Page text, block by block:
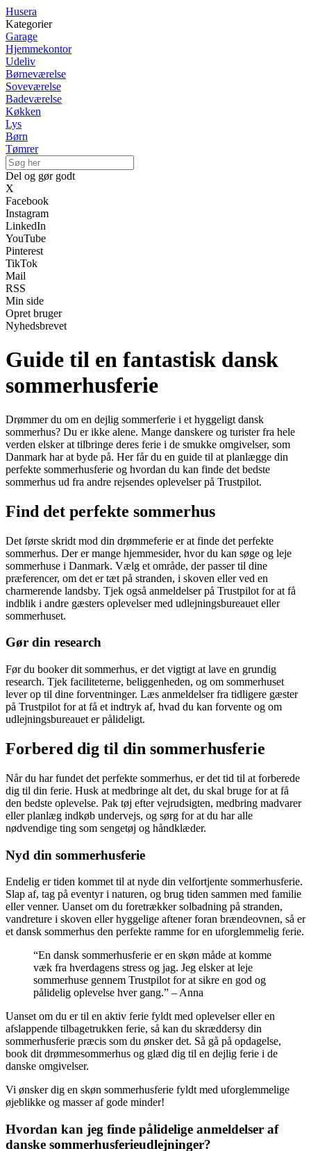
Husera
Kategorier
Garage
Hjemmekontor
Udeliv
Børneværelse
Soveværelse
Badeværelse
Køkken
Lys
Børn
Tømrer
Del og gør godt
X
Facebook
Instagram
LinkedIn
YouTube
Pinterest
TikTok
Mail
RSS
Min side
Opret bruger
Nyhedsbrevet
Guide til en fantastisk dansk
sommerhusferie
Drømmer du om en dejlig sommerferie i et hyggeligt dansk
sommerhus? Du er ikke alene. Mange danskere og turister fra hele
verden elsker at tilbringe deres ferie i de smukke omgivelser, som
Danmark har at byde på. Her får du en guide til at planlægge din
perfekte sommerhusferie og hvordan du kan finde det bedste
sommerhus ud fra andre rejsendes oplevelser på Trustpilot.
Find det perfekte sommerhus
Det første skridt mod din drømmeferie er at finde det perfekte
sommerhus. Der er mange hjemmesider, hvor du kan søge og leje
sommerhuse i Danmark. Vælg et område, der passer til dine
præferencer, om det er tæt på stranden, i skoven eller ved en
charmerende landsby. Tjek også anmeldelser på Trustpilot for at få
indblik i andre gæsters oplevelser med udlejningsbureauet eller
sommerhuset.
Gør din research
Før du booker dit sommerhus, er det vigtigt at lave en grundig
research. Tjek faciliteterne, beliggenheden, og om sommerhuset
lever op til dine forventninger. Læs anmeldelser fra tidligere gæster
på Trustpilot for at få et indtryk af, hvad du kan forvente og om
udlejningsbureauet er pålideligt.
Forbered dig til din sommerhusferie
Når du har fundet det perfekte sommerhus, er det tid til at forberede
dig til din ferie. Husk at medbringe alt det, du skal bruge for at få
den bedste oplevelse. Pak tøj efter vejrudsigten, medbring madvarer
eller planlæg indkøb undervejs, og sørg for at du har alle
nødvendige ting som sengetøj og håndklæder.
Nyd din sommerhusferie
Endelig er tiden kommet til at nyde din velfortjente sommerhusferie.
Slap af, tag på eventyr i naturen, og brug tiden sammen med familie
eller venner. Uanset om du foretrækker solbadning på stranden,
vandreture i skoven eller hyggelige aftener foran brændeovnen, så er
et dansk sommerhus den perfekte ramme for en uforglemmelig ferie.
“En dansk sommerhusferie er en skøn måde at komme
væk fra hverdagens stress og jag. Jeg elsker at leje
sommerhuse gennem Trustpilot for at sikre en god og
pålidelig oplevelse hver gang.” – Anna
Uanset om du er til en aktiv ferie fyldt med oplevelser eller en
afslappende tilbagetrukken ferie, så kan du skræddersy din
sommerhusferie præcis som du ønsker det. Så gå på opdagelse,
book dit drømmesommerhus og glæd dig til en dejlig ferie i de
danske omgivelser.
Vi ønsker dig en skøn sommerhusferie fyldt med uforglemmelige
øjeblikke og masser af gode minder!
Hvordan kan jeg finde pålidelige anmeldelser af
danske sommerhusferieudlejninger?